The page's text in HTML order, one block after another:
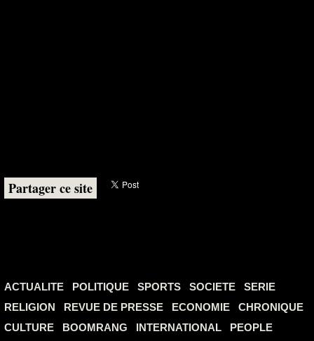
Partager ce site
ACTUALITE POLITIQUE SPORTS SOCIETE
SERIE
RELIGION
REVUE DE PRESSE ECONOMIE
CHRONIQUE
CULTURE
BOOMRANG INTERNATIONAL
PEOPLE